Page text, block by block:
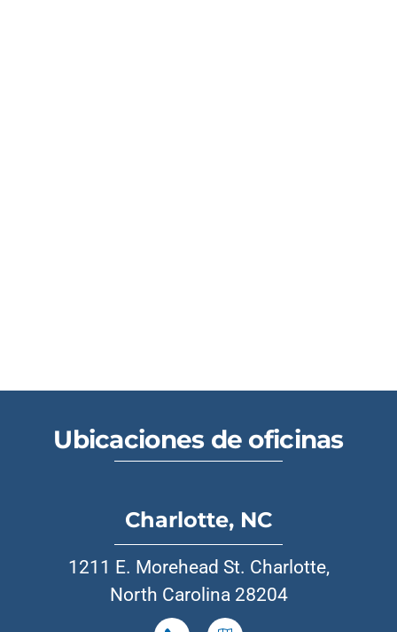
Ubicaciones de oficinas
Charlotte, NC
1211 E. Morehead St. Charlotte,
North Carolina 28204